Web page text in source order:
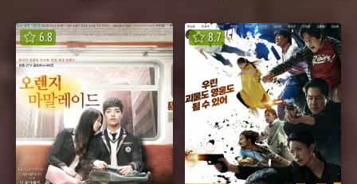
6.8 8.7